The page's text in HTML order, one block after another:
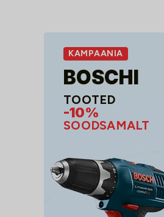
KAMPAANIA
BOSCHI
TOOTED
-10%
SOODSAMALT